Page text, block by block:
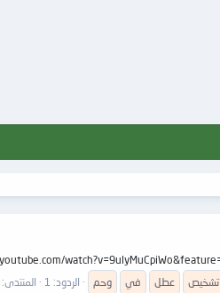
تشخيص عطل في وحم الردود: 1 المنتدى: